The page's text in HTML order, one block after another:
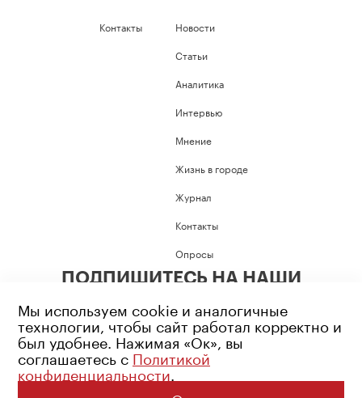
Контакты
Новости
Статьи
Аналитика
Интервью
Мнение
Жизнь в городе
Журнал
Контакты
Опросы
ПОДПИШИТЕСЬ НА НАШИ
Возрастное ограничение: 16+
Политика конфиденциальности
Мы используем cookie и аналогичные
технологии, чтобы сайт работал корректно и
был удобнее. Нажимая «Ок», вы
соглашаетесь с Политикой
конфиденциальности.